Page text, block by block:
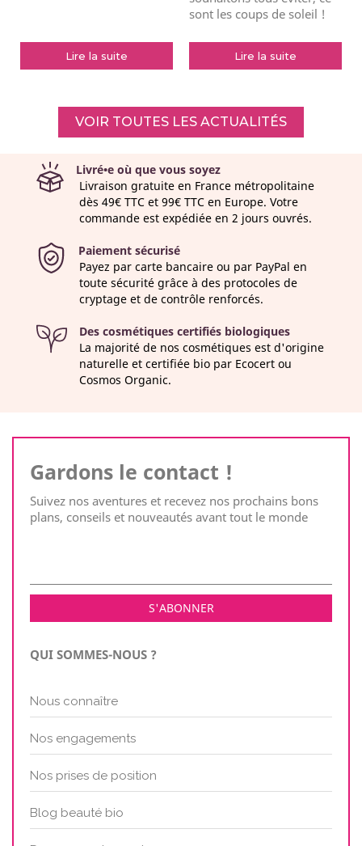
Lire la suite
sont les coups de soleil !
Lire la suite
VOIR TOUTES LES ACTUALITÉS
Livré•e où que vous soyez
Livraison gratuite en France métropolitaine
dès 49€ TTC et 99€ TTC en Europe. Votre
commande est expédiée en 2 jours ouvrés.
Paiement sécurisé
Payez par carte bancaire ou par PayPal en
toute sécurité grâce à des protocoles de
cryptage et de contrôle renforcés.
Des cosmétiques certifiés biologiques
La majorité de nos cosmétiques est d'origine
naturelle et certifiée bio par Ecocert ou
Cosmos Organic.
Gardons le contact !
Suivez nos aventures et recevez nos prochains bons
plans, conseils et nouveautés avant tout le monde
QUI SOMMES-NOUS ?
Nous connaître
Nos engagements
Nos prises de position
Blog beauté bio